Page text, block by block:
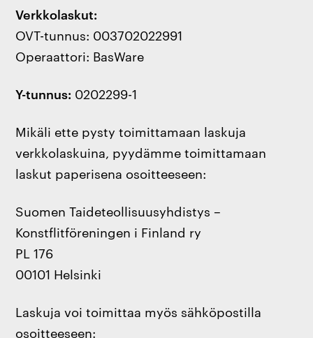
Verkkolaskut:
OVT-tunnus: 003702022991
Operaattori: BasWare
Y-tunnus: 0202299-1
Mikäli ette pysty toimittamaan laskuja
verkkolaskuina, pyydämme toimittamaan
laskut paperisena osoitteeseen:
Suomen Taideteollisuusyhdistys –
Konstflitföreningen i Finland ry
PL 176
00101 Helsinki
Laskuja voi toimittaa myös sähköpostilla
osoitteeseen: